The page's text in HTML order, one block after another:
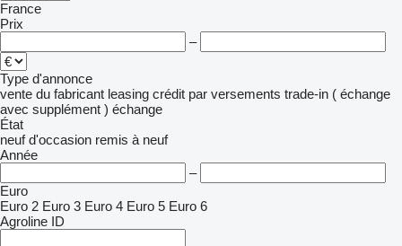
France
Prix
–
Type d'annonce
vente du fabricant leasing crédit par versements trade-in ( échange
avec supplément ) échange
État
neuf d'occasion remis à neuf
Année
–
Euro
Euro 2 Euro 3 Euro 4 Euro 5 Euro 6
Agroline ID